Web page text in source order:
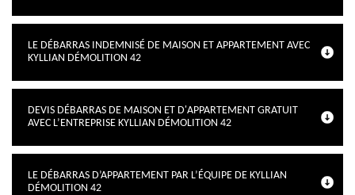
LE DÉBARRAS INDEMNISÉ DE MAISON ET APPARTEMENT AVEC
KYLLIAN DÉMOLITION 42
DEVIS DÉBARRAS DE MAISON ET D'APPARTEMENT GRATUIT
AVEC L’ENTREPRISE KYLLIAN DÉMOLITION 42
LE DÉBARRAS D’APPARTEMENT PAR L’ÉQUIPE DE KYLLIAN
DÉMOLITION 42